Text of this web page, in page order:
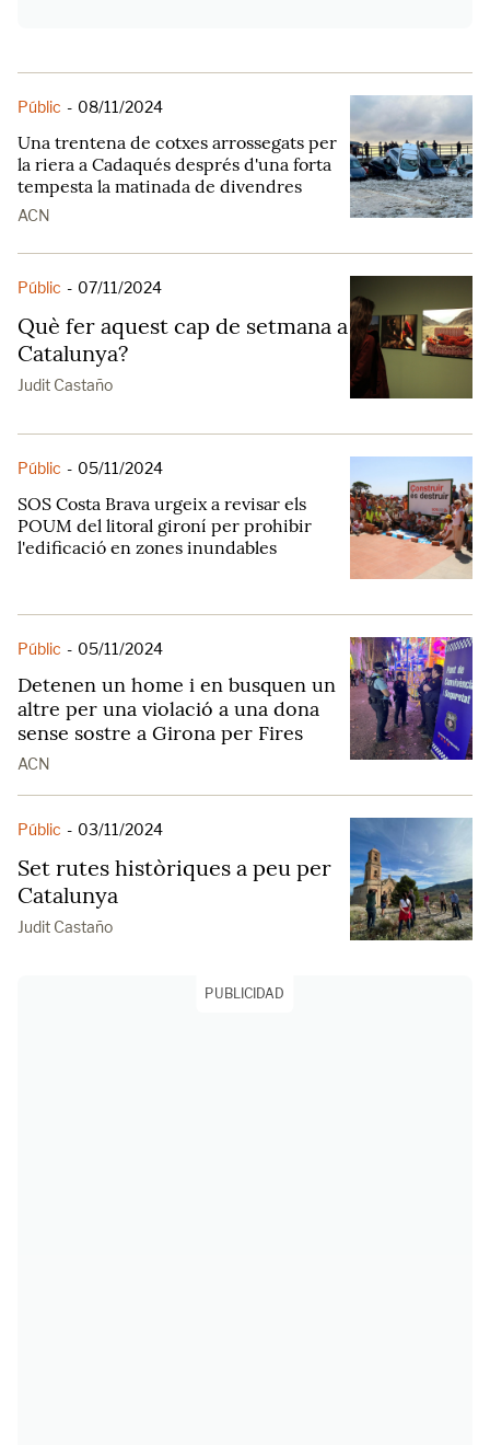
Públic - 08/11/2024
Una trentena de cotxes arrossegats per
la riera a Cadaqués després d'una forta
tempesta la matinada de divendres
ACN
Públic - 07/11/2024
Què fer aquest cap de setmana a
Catalunya?
Judit Castaño
Públic - 05/11/2024
SOS Costa Brava urgeix a revisar els
POUM del litoral gironí per prohibir
l'edificació en zones inundables
Públic - 05/11/2024
Detenen un home i en busquen un
altre per una violació a una dona
sense sostre a Girona per Fires
ACN
Públic - 03/11/2024
Set rutes històriques a peu per
Catalunya
Judit Castaño
PUBLICIDAD